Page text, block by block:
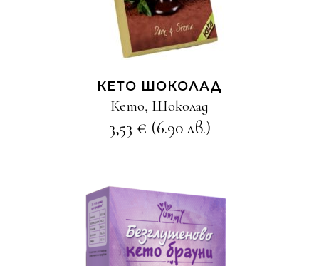
КЕТО ШОКОЛАД
Кето, Шоколад
3,53 € (6.90 лв.)